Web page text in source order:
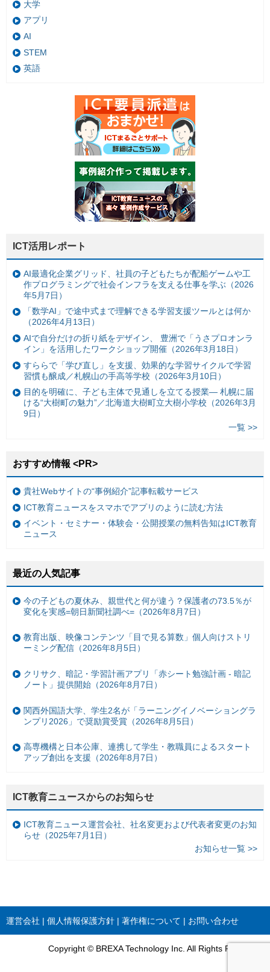
大学
アプリ
AI
STEM
英語
ICT活用レポート
AI最適化企業グリッド、社員の子どもたちが配船ゲームや工
作プログラミングで社会インフラを支える仕事を学ぶ（2026
年5月7日）
「数学AI」で途中式まで理解できる学習支援ツールとは何か
（2026年4月13日）
AIで自分だけの折り紙をデザイン、 豊洲で「うさプロオンラ
イン」を活用したワークショップ開催（2026年3月18日）
すららで「学び直し」を支援、効果的な学習サイクルで学習
習慣も醸成／札幌山の手高等学校（2026年3月10日）
目的を明確に、子ども主体で見通しを立てる授業— 札幌に届
ける“大樹町の魅力”／北海道大樹町立大樹小学校（2026年3月
9日）
一覧 >>
おすすめ情報 <PR>
貴社Webサイトの“事例紹介”記事転載サービス
ICT教育ニュースをスマホでアプリのように読む方法
イベント・セミナー・体験会・公開授業の無料告知はICT教育
ニュース
最近の人気記事
今の子どもの夏休み、親世代と何が違う？保護者の73.5％が
変化を実感=朝日新聞社調べ=（2026年8月7日）
教育出版、映像コンテンツ「目で見る算数」個人向けストリ
ーミング配信（2026年8月5日）
クリサク、暗記・学習計画アプリ「赤シート勉強計画 - 暗記
ノート」提供開始（2026年8月7日）
関西外国語大学、学生2名が「ラーニングイノベーショングラ
ンプリ2026」で奨励賞受賞（2026年8月5日）
高専機構と日本公庫、連携して学生・教職員によるスタート
アップ創出を支援（2026年8月7日）
ICT教育ニュースからのお知らせ
ICT教育ニュース運営会社、社名変更および代表者変更のお知
らせ（2025年7月1日）
お知らせ一覧 >>
運営会社 個人情報保護方針 著作権について お問い合わせ
Copyright © BREXA Technology Inc. All Rights Reserved.